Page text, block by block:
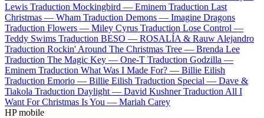
Lewis Traduction Mockingbird — Eminem Traduction Last
Christmas — Wham Traduction Demons — Imagine Dragons
Traduction Flowers — Miley Cyrus Traduction Lose Control —
Teddy Swims Traduction BESO — ROSALÍA & Rauw Alejandro
Traduction Rockin' Around The Christmas Tree — Brenda Lee
Traduction The Magic Key — One-T Traduction Godzilla —
Eminem Traduction What Was I Made For? — Billie Eilish
Traduction Emorio — Billie Eilish Traduction Special — Dave &
Tiakola Traduction Daylight — David Kushner Traduction All I
Want For Christmas Is You — Mariah Carey
HP mobile